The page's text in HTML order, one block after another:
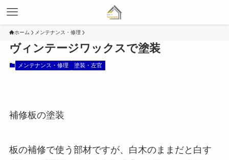
ホーム メンテナンス・修理
ヴィンテージワックスで塗装
メンテナンス・修理 塗装・左官
補修板の塗装
板の補修で使う部材ですが、白木のままだと白す